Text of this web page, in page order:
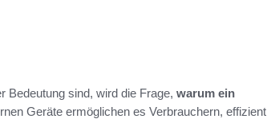
Bedeutung sind, wird die Frage, warum ein
Geräte ermöglichen es Verbrauchern, effizient